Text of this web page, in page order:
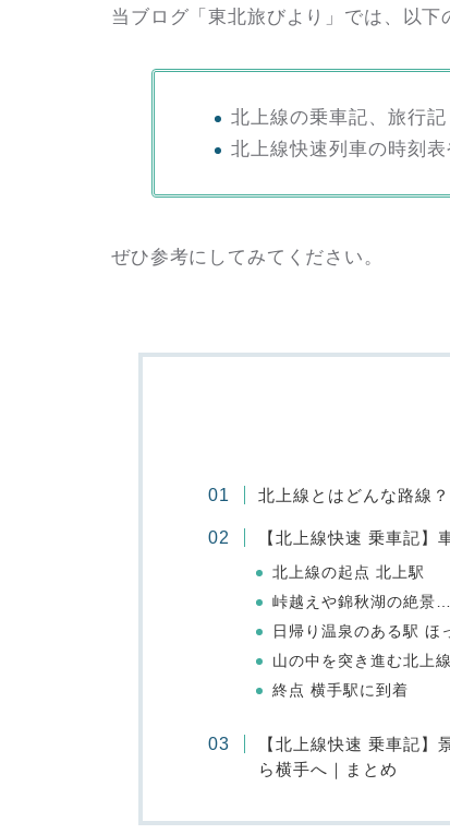
当ブログ「東北旅びより」では、以下
北上線の乗車記、旅行記
北上線快速列車の時刻
ぜひ参考にしてみてください。
北上線とはどんな路線？
【北上線快速 乗車記
北上線の起点 北上駅
峠越えや錦秋湖の絶景
日帰り温泉のある駅 ほ
山の中を突き進む北上線
終点 横手駅に到着
【北上線快速 乗車記
ら横手へ｜まとめ